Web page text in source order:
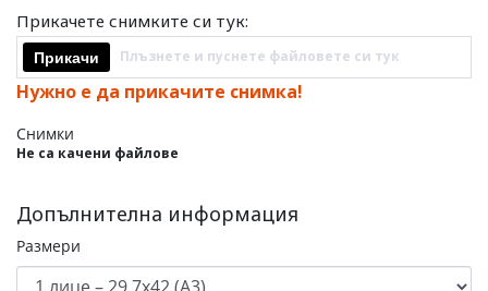
Прикачете снимките си тук:
Прикачи Плъзнете и пуснете файловете си тук
Нужно е да прикачите снимка!
Снимки
Не са качени файлове
Допълнителна информация
Размери